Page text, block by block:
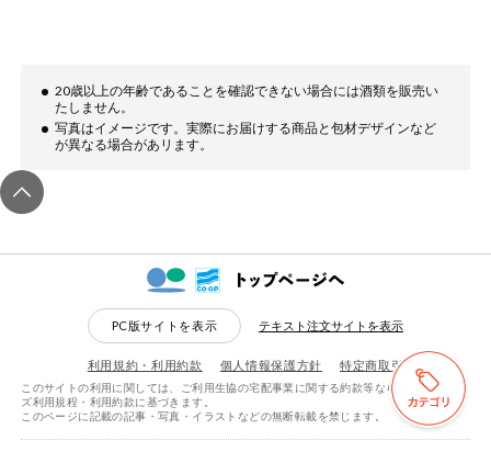
リセットする
20歳以上の年齢であることを確認できない場合には酒類を販売い
たしません。
写真はイメージです。実際にお届けする商品と包材デザインなど
が異なる場合があリます。
PC版サイトを表示 テキスト注文サイトを表示
利用規約・利用約款 個人情報保護方針 特定商取引
このサイトの利用に関しては、ご利用生協の宅配事業に関する約款等ならびにeフレン
ズ利用規程・利用約款に基づきます。
このページに記載の記事・写真・イラストなどの無断転載を禁じます。